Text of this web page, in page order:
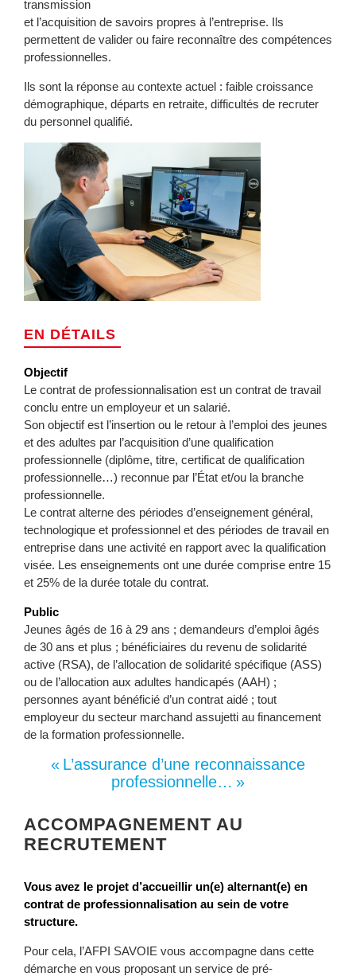
transmission
et l’acquisition de savoirs propres à l’entreprise. Ils
permettent de valider ou faire reconnaître des compétences
professionnelles.
Ils sont la réponse au contexte actuel : faible croissance
démographique, départs en retraite, difficultés de recruter
du personnel qualifié.
EN DÉTAILS
Objectif
Le contrat de professionnalisation est un contrat de travail
conclu entre un employeur et un salarié.
Son objectif est l’insertion ou le retour à l’emploi des jeunes
et des adultes par l’acquisition d’une qualification
professionnelle (diplôme, titre, certificat de qualification
professionnelle…) reconnue par l’État et/ou la branche
professionnelle.
Le contrat alterne des périodes d’enseignement général,
technologique et professionnel et des périodes de travail en
entreprise dans une activité en rapport avec la qualification
visée. Les enseignements ont une durée comprise entre 15
et 25% de la durée totale du contrat.
Public
Jeunes âgés de 16 à 29 ans ; demandeurs d’emploi âgés
de 30 ans et plus ; bénéficiaires du revenu de solidarité
active (RSA), de l’allocation de solidarité spécifique (ASS)
ou de l’allocation aux adultes handicapés (AAH) ;
personnes ayant bénéficié d’un contrat aidé ; tout
employeur du secteur marchand assujetti au financement
de la formation professionnelle.
« L’assurance d’une reconnaissance
professionnelle… »
ACCOMPAGNEMENT AU
RECRUTEMENT
Vous avez le projet d’accueillir un(e) alternant(e) en
contrat de professionnalisation au sein de votre
structure.
Pour cela, l’AFPI SAVOIE vous accompagne dans cette
démarche en vous proposant un service de pré-